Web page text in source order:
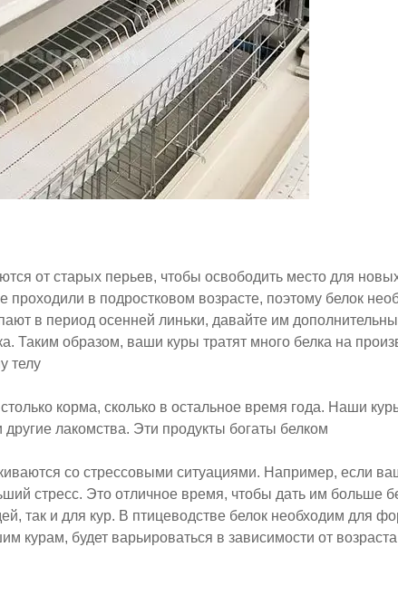
от старых перьев, чтобы освободить место для
в подростковом возрасте, поэтому белок
в период осенней линьки, давайте им
Таким образом, ваши куры тратят много белка на
телу
корма, сколько в остальное время года. Наши
лакомства. Эти продукты богаты белком
со стрессовыми ситуациями. Например, если
стресс. Это отличное время, чтобы дать им больше
так и для кур. В птицеводстве белок необходим для
курам, будет варьироваться в зависимости от